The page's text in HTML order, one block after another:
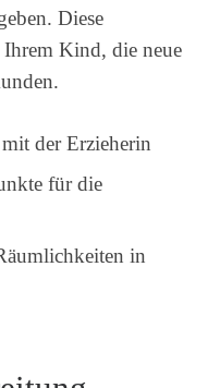
Diese
Ihrem Kind, die neue
der Erzieherin
für die
in